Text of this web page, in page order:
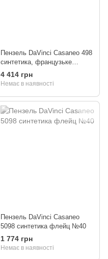
Пензель DaVinci Casaneo 498
синтетика, французьке
кріплення, №8
4 414 грн
Немає в наявності
Пензель DaVinci Casaneo
5098 синтетика флейц №40
1 774 грн
Немає в наявності